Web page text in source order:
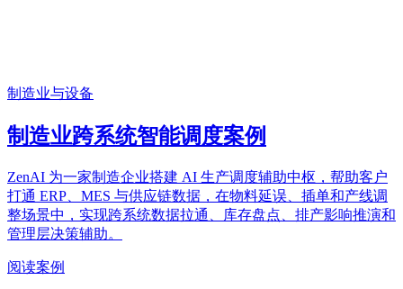
制造业与设备
制造业跨系统智能调度案例
ZenAI 为一家制造企业搭建 AI 生产调度辅助中枢，帮助客户
打通 ERP、MES 与供应链数据，在物料延误、插单和产线调
整场景中，实现跨系统数据拉通、库存盘点、排产影响推演和
管理层决策辅助。
阅读案例